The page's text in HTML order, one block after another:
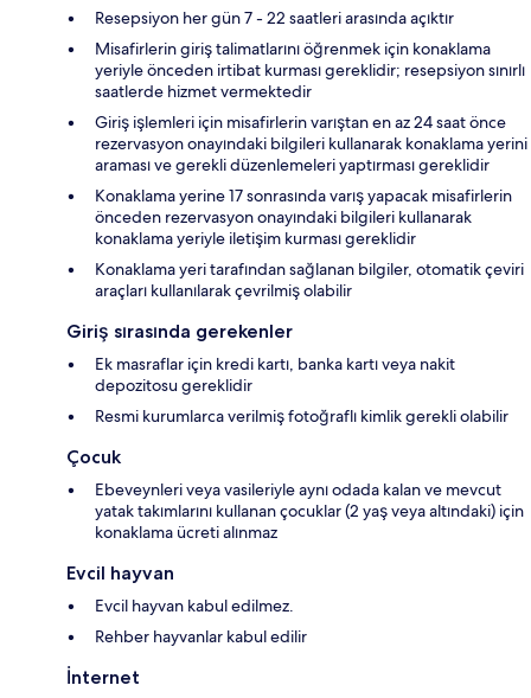
Resepsiyon her gün 7 - 22 saatleri arasında açıktır
Misafirlerin giriş talimatlarını öğrenmek için konaklama
yeriyle önceden irtibat kurması gereklidir; resepsiyon sınırlı
saatlerde hizmet vermektedir
Giriş işlemleri için misafirlerin varıştan en az 24 saat önce
rezervasyon onayındaki bilgileri kullanarak konaklama yerini
araması ve gerekli düzenlemeleri yaptırması gereklidir
Konaklama yerine 17 sonrasında varış yapacak misafirlerin
önceden rezervasyon onayındaki bilgileri kullanarak
konaklama yeriyle iletişim kurması gereklidir
Konaklama yeri tarafından sağlanan bilgiler, otomatik çeviri
araçları kullanılarak çevrilmiş olabilir
Giriş sırasında gerekenler
Ek masraflar için kredi kartı, banka kartı veya nakit
depozitosu gereklidir
Resmi kurumlarca verilmiş fotoğraflı kimlik gerekli olabilir
Çocuk
Ebeveynleri veya vasileriyle aynı odada kalan ve mevcut
yatak takımlarını kullanan çocuklar (2 yaş veya altındaki) için
konaklama ücreti alınmaz
Evcil hayvan
Evcil hayvan kabul edilmez.
Rehber hayvanlar kabul edilir
İnternet